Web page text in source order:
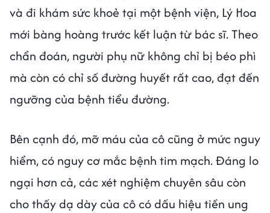
và đi khám sức khoẻ tại một bệnh viện, Lý Hoa
mới bàng hoàng trước kết luận từ bác sĩ. Theo
chẩn đoán, người phụ nữ không chỉ bị béo phì
mà còn có chỉ số đường huyết rất cao, đạt đến
ngưỡng của bệnh tiểu đường.
Bên cạnh đó, mỡ máu của cô cũng ở mức nguy
hiểm, có nguy cơ mắc bệnh tim mạch. Đáng lo
ngại hơn cả, các xét nghiệm chuyên sâu còn
cho thấy dạ dày của cô có dấu hiệu tiền ung